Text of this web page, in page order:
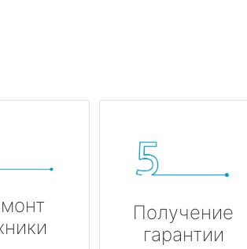
Получение
гарантии